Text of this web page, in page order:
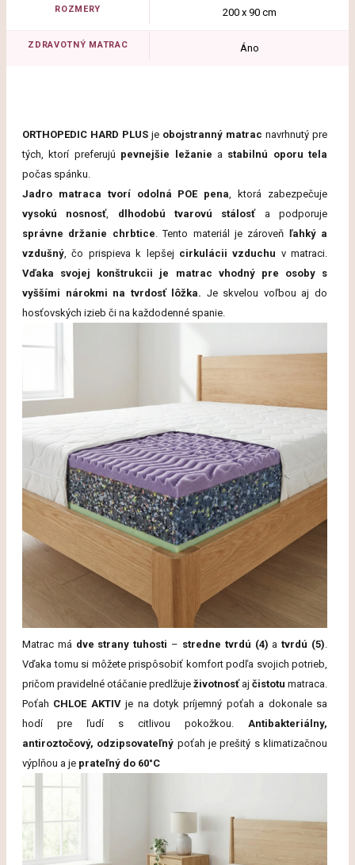
ROZMERY 200 x 90 cm
ZDRAVOTNÝ MATRAC Áno
ORTHOPEDIC HARD PLUS je obojstranný matrac navrhnutý pre
tých, ktorí preferujú pevnejšie ležanie a stabilnú oporu tela
počas spánku.
Jadro matraca tvorí odolná POE pena , ktorá zabezpečuje
vysokú nosnosť, dlhodobú tvarovú stálosťa podporuje
správne držanie chrbtice . Tento materiál je zároveň ľahký a
vzdušný , čo prispieva k lepšej cirkulácii vzduchu v matraci.
Vďaka svojej konštrukcii je matrac vhodný pre osoby s
vyššími nárokmi na tvrdosť lôžka. Je skvelou voľbou aj do
hosťovských izieb či na každodenné spanie.
Matrac má dve strany tuhosti – stredne tvrdú (4) atvrdú (5)
Vďaka tomu si môžete prispôsobiť komfort podľa svojich potrieb,
pričom pravidelné otáčanie predlžuje životnosťaj čistotu matraca.
Poťah CHLOE AKTIVje na dotyk príjemný poťah a dokonale sa
hodí pre ľudí s citlivou pokožkou. Antibakteriálny,
antiroztočový, odzipsovateľný poťah je prešitý s klimatizačnou
výplňou a je prateľný do 60°C